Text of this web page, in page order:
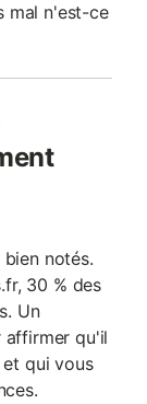
mal n'est-ce
notés.
30 % des
Un
affirmer qu'il
qui vous